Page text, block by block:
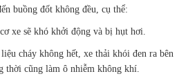
buồng đốt không đều, cụ thể:
xe sẽ khó khởi động và bị hụt hơi.
cháy không hết, xe thải khói đen ra bên
thời cũng làm ô nhiễm không khí.